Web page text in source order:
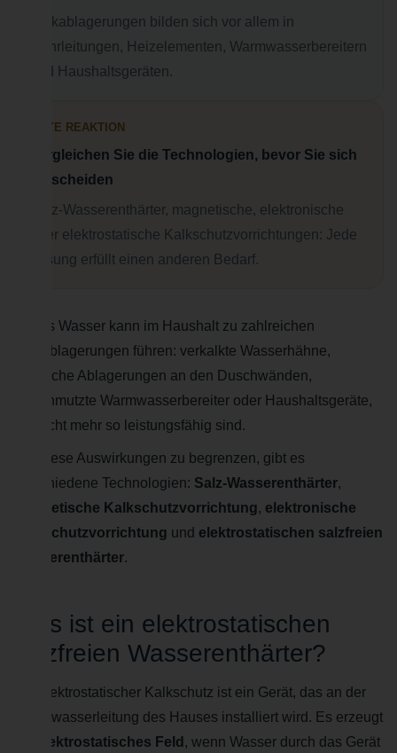
Kalkablagerungen bilden sich vor allem in
Rohrleitungen, Heizelementen, Warmwasserbereitern
und Haushaltsgeräten.
GUTE REAKTION
Vergleichen Sie die Technologien, bevor Sie sich
entscheiden
Salz-Wasserenthärter, magnetische, elektronische
oder elektrostatische Kalkschutzvorrichtungen: Jede
Lösung erfüllt einen anderen Bedarf.
Hartes Wasser kann im Haushalt zu zahlreichen
Kalkablagerungen führen: verkalkte Wasserhähne,
weißliche Ablagerungen an den Duschwänden,
verschmutzte Warmwasserbereiter oder Haushaltsgeräte,
die nicht mehr so leistungsfähig sind.
Um diese Auswirkungen zu begrenzen, gibt es
verschiedene Technologien: Salz-Wasserenthärter,
magnetische Kalkschutzvorrichtung, elektronische
Kalkschutzvorrichtung und elektrostatischen salzfreien
Wasserenthärter.
Was ist ein elektrostatischen
salzfreien Wasserenthärter?
Ein elektrostatischer Kalkschutz ist ein Gerät, das an der
Hauptwasserleitung des Hauses installiert wird. Es erzeugt
elektrostatisches Feld , wenn Wasser durch das Gerät